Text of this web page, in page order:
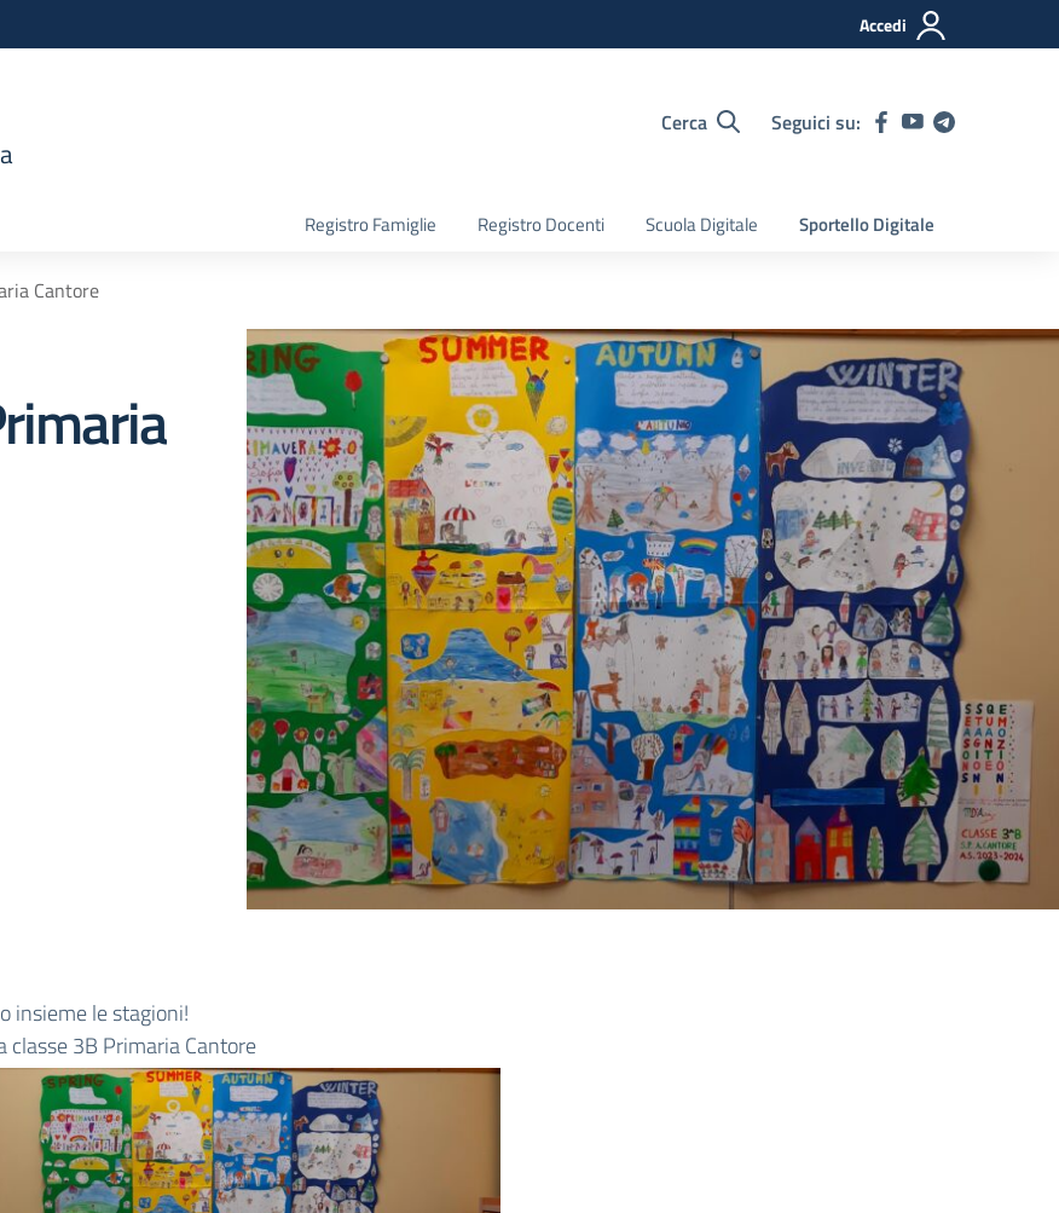
Accedi
Cerca Seguici su:
Registro Famiglie Registro Docenti Scuola Digitale Sportello Digitale
Cantore
insieme le stagioni!
classe 3B Primaria Cantore